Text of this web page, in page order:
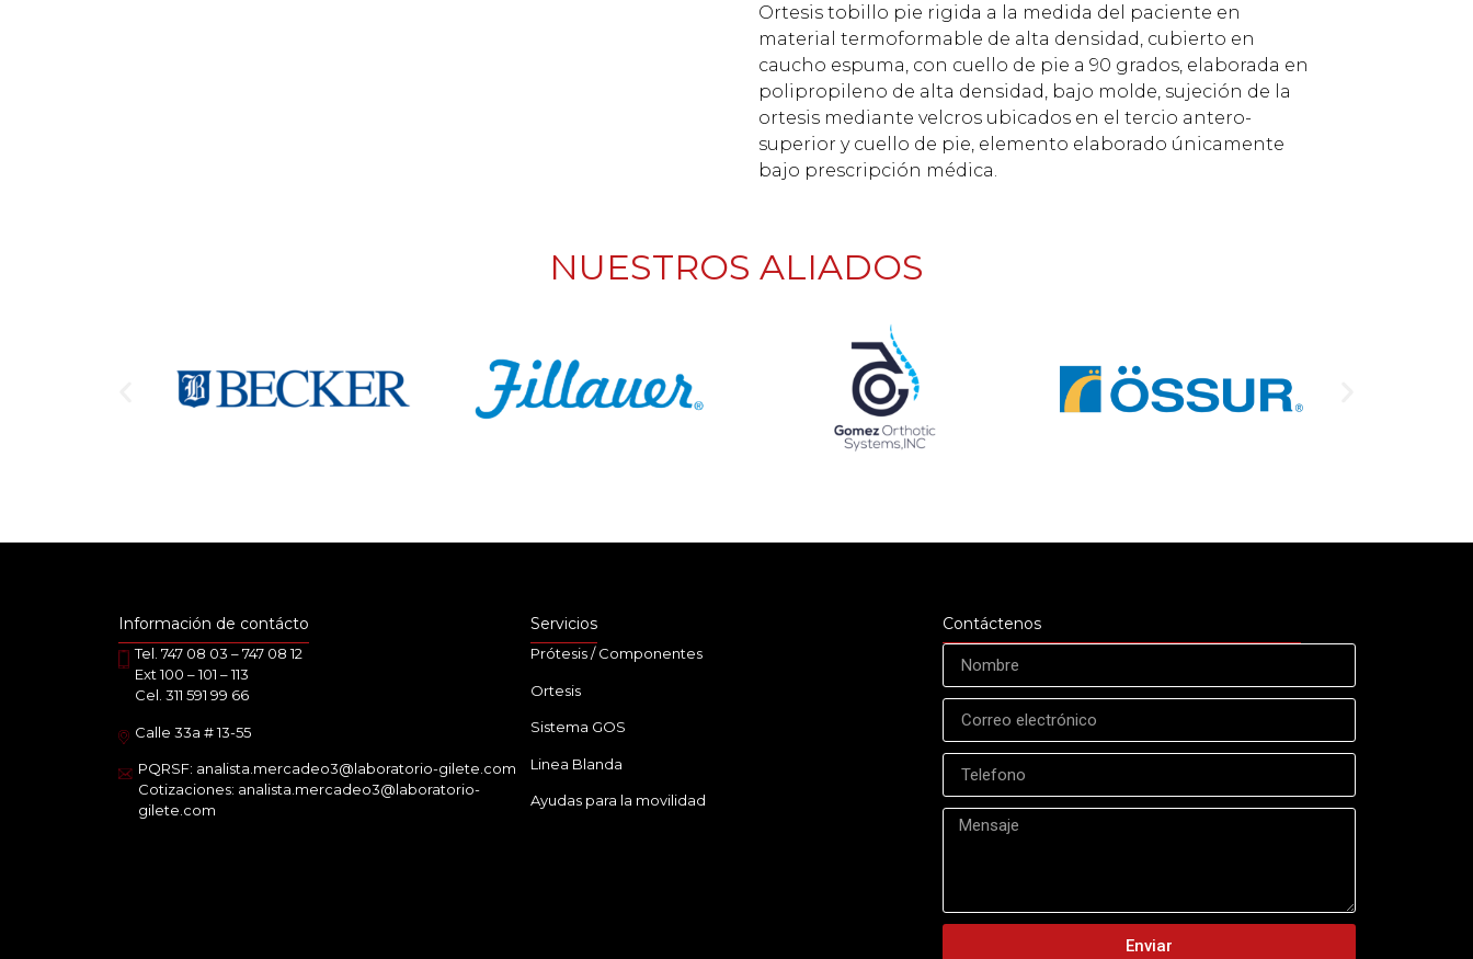
Ortesis tobillo pie rigida a la medida del paciente en
material termoformable de alta densidad, cubierto en
caucho espuma, con cuello de pie a 90 grados, elaborada en
polipropileno de alta densidad, bajo molde, sujeción de la
ortesis mediante velcros ubicados en el tercio antero-
superior y cuello de pie, elemento elaborado únicamente
bajo prescripción médica.
NUESTROS ALIADOS
Información de contácto
Tel. 747 08 03 – 747 08 12
Ext 100 – 101 – 113
Cel. 311 591 99 66
Calle 33a # 13-55
PQRSF: analista.mercadeo3@laboratorio-gilete.com
Cotizaciones: analista.mercadeo3@laboratorio-
gilete.com
Servicios
Prótesis / Componentes
Ortesis
Sistema GOS
Linea Blanda
Ayudas para la movilidad
Contáctenos
Enviar